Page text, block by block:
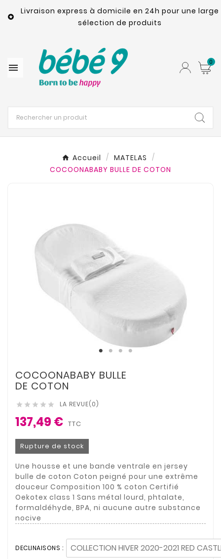

Livraison express à domicile en 24h pour une large
sélection de produits
 0
Accueil
MATELAS
COCOONABABY BULLE DE COTON
COCOONABABY BULLE
DE COTON
     LA REVUE(0)
137,49 € TTC
Rupture de stock
Une housse et une bande ventrale en jersey
bulle de coton Coton peigné pour une extrême
douceur Composition 100 % coton Certifié
Oekotex class 1 Sans métal lourd, phtalate,
formaldéhyde, BPA, ni aucune autre substance
nocive
DECLINAISONS :